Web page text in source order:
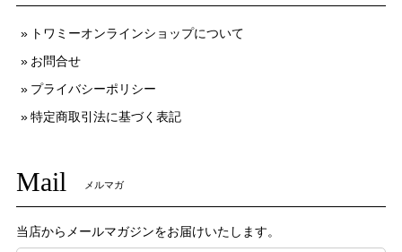
トワミーオンラインショップについて
お問合せ
プライバシーポリシー
特定商取引法に基づく表記
Mail メルマガ
当店からメールマガジンをお届けいたします。